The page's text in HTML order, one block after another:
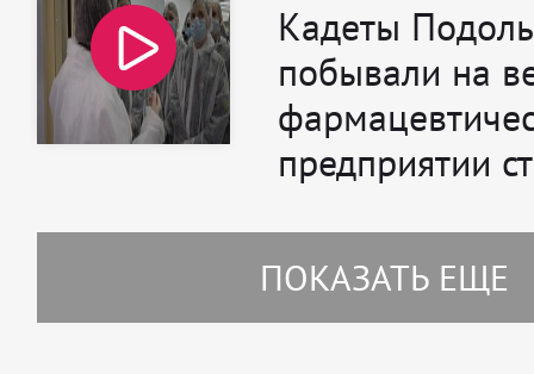
Кадеты
побывали на
предприятии
ПОКАЗАТЬ ЕЩЕ